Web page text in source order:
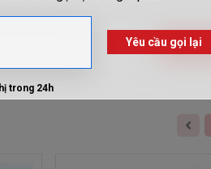
tính năng
quen học tập cho bé trong những năm
mình.
là món quà thiết thực mà các bậc phụ
Gửi